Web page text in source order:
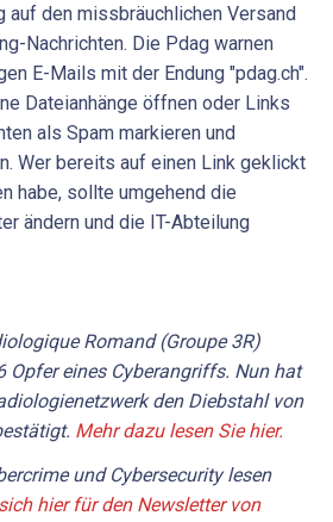
den missbräuchlichen Versand
Nachrichten. Die Pdag warnen
E-Mails mit der Endung "pdag.ch".
Dateianhänge öffnen oder Links
als Spam markieren und
Wer bereits auf einen Link geklickt
habe, sollte umgehend die
ändern und die IT-Abteilung
Romand (Groupe 3R)
Opfer eines Cyberangriffs. Nun hat
den Diebstahl von
Mehr dazu lesen Sie hier.
und Cybersecurity lesen
hier für den Newsletter von